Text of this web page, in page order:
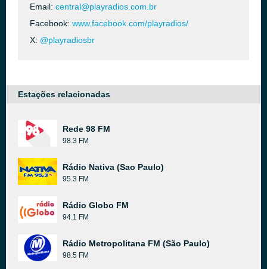
Email: central@playradios.com.br
Facebook: www.facebook.com/playradios/
X: @playradiosbr
Estações relacionadas
Rede 98 FM
98.3 FM
Rádio Nativa (Sao Paulo)
95.3 FM
Rádio Globo FM
94.1 FM
Rádio Metropolitana FM (São Paulo)
98.5 FM